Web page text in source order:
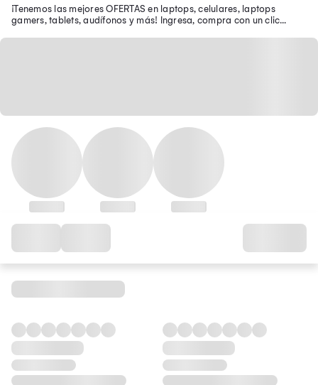
¡Tenemos las mejores OFERTAS en laptops, celulares, laptops
gamers, tablets, audífonos y más! Ingresa, compra con un clic